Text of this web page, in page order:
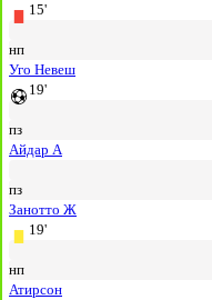
15'
нп
Уго Невеш
19'
пз
Айдар А
пз
Занотто Ж
19'
нп
Атирсон